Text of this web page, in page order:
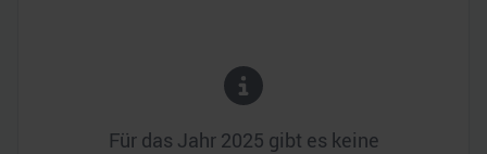
Für das Jahr 2025 gibt es keine